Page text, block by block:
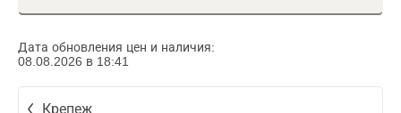
Дата обновления цен и наличия:
08.08.2026 в 18:41
Крепеж